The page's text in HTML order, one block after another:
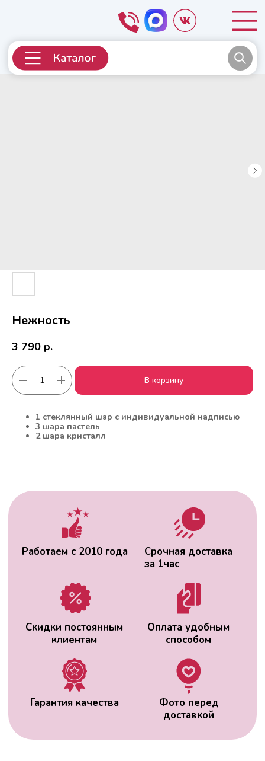
Нежность
3 790 р.
В корзину
1 стеклянный шар с индивидуальной надписью
3 шара пастель
2 шара кристалл
Работаем с 2010 года
Срочная доставка
ВАС МОЖЕТ
ЗАИНТЕРЕСОВАТЬ